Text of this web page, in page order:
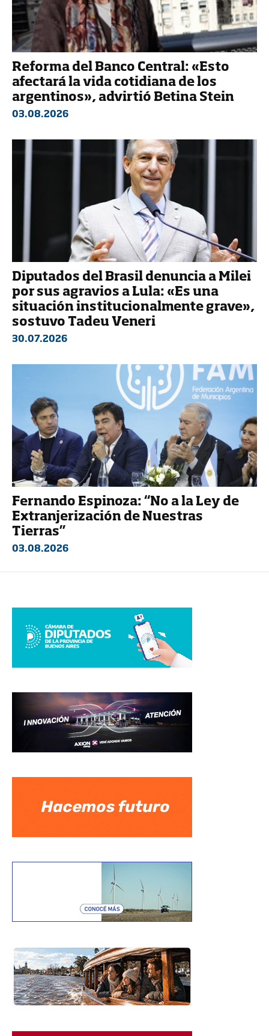
Reforma del Banco Central: «Esto
afectará la vida cotidiana de los
argentinos», advirtió Betina Stein
03.08.2026
Diputados del Brasil denuncia a Milei
por sus agravios a Lula: «Es una
situación institucionalmente grave»,
sostuvo Tadeu Veneri
30.07.2026
Fernando Espinoza: “No a la Ley de
Extranjerización de Nuestras
Tierras”
03.08.2026